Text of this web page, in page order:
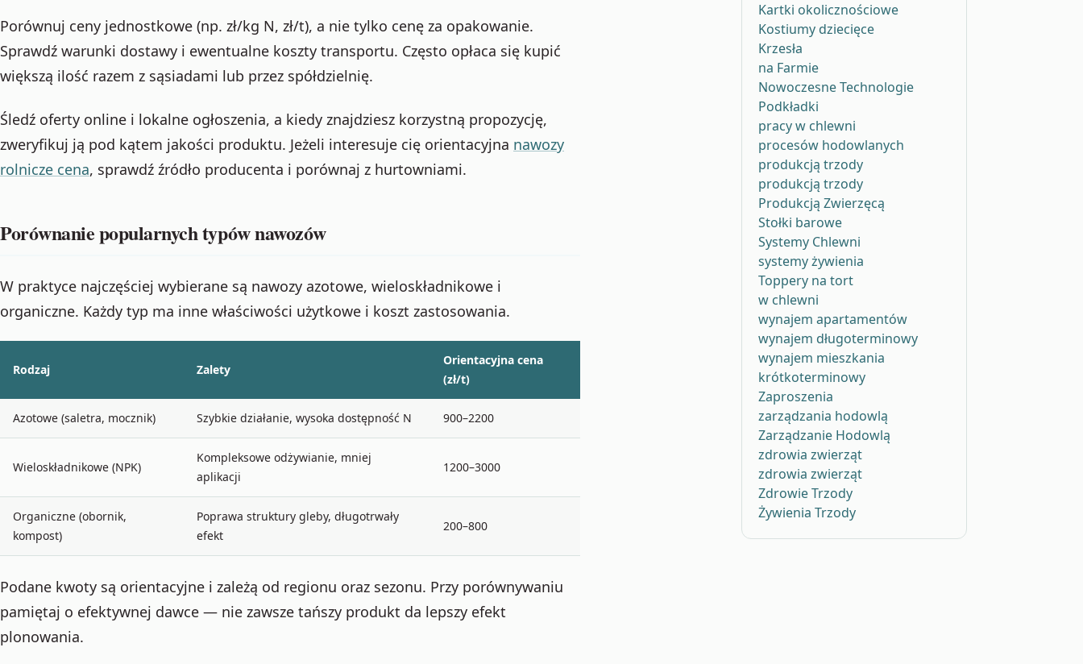
Porównuj ceny jednostkowe (np. zł/kg N, zł/t), a nie tylko cenę za opakowanie.
Sprawdź warunki dostawy i ewentualne koszty transportu. Często opłaca się kupić
większą ilość razem z sąsiadami lub przez spółdzielnię.
Śledź oferty online i lokalne ogłoszenia, a kiedy znajdziesz korzystną propozycję,
zweryfikuj ją pod kątem jakości produktu. Jeżeli interesuje cię orientacyjna nawozy
rolnicze cena, sprawdź źródło producenta i porównaj z hurtowniami.
Porównanie popularnych typów nawozów
W praktyce najczęściej wybierane są nawozy azotowe, wieloskładnikowe i
organiczne. Każdy typ ma inne właściwości użytkowe i koszt zastosowania.
Rodzaj Zalety
Orientacyjna cena
(zł/t)
Azotowe (saletra, mocznik) Szybkie działanie, wysoka dostępność N 900–2200
Wieloskładnikowe (NPK)
Kompleksowe odżywianie, mniej
aplikacji
1200–3000
Organiczne (obornik,
kompost)
Poprawa struktury gleby, długotrwały
efekt
200–800
Podane kwoty są orientacyjne i zależą od regionu oraz sezonu. Przy porównywaniu
pamiętaj o efektywnej dawce — nie zawsze tańszy produkt da lepszy efekt
plonowania.
Kartki okolicznościowe
Kostiumy dziecięce
Krzesła
na Farmie
Nowoczesne Technologie
Podkładki
pracy w chlewni
procesów hodowlanych
produkcją trzody
produkcją trzody
Produkcją Zwierzęcą
Stołki barowe
Systemy Chlewni
systemy żywienia
Toppery na tort
w chlewni
wynajem apartamentów
wynajem długoterminowy
wynajem mieszkania
krótkoterminowy
Zaproszenia
zarządzania hodowlą
Zarządzanie Hodowlą
zdrowia zwierząt
zdrowia zwierząt
Zdrowie Trzody
Żywienia Trzody